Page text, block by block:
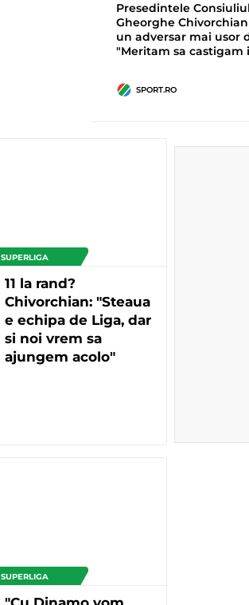
Presedintele
Gheorghe
un adversar mai usor
"Meritam sa castigam
SPORT.RO
SUPERLIGA
11 la rand?
Chivorchian: "Steaua
e echipa de Liga, dar
si noi vrem sa
ajungem acolo"
SUPERLIGA